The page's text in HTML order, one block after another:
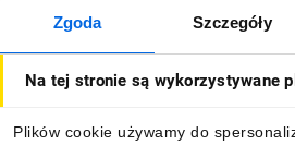
Zgoda Szczegóły
Na tej stronie są wykorzystywane
Plików cookie używamy do
O firmie